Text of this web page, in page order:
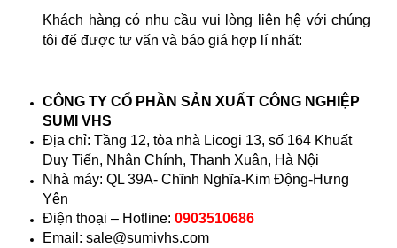
Khách hàng có nhu cầu vui lòng liên hệ với chúng
tôi để được tư vấn và báo giá hợp lí nhất:
CÔNG TY CỔ PHẦN SẢN XUẤT CÔNG NGHIỆP
SUMI VHS
Địa chỉ: Tầng 12, tòa nhà Licogi 13, số 164 Khuất
Duy Tiến, Nhân Chính, Thanh Xuân, Hà Nội
Nhà máy: QL 39A- Chĩnh Nghĩa-Kim Động-Hưng
Yên
Điện thoại – Hotline: 0903510686
Email: sale@sumivhs.com